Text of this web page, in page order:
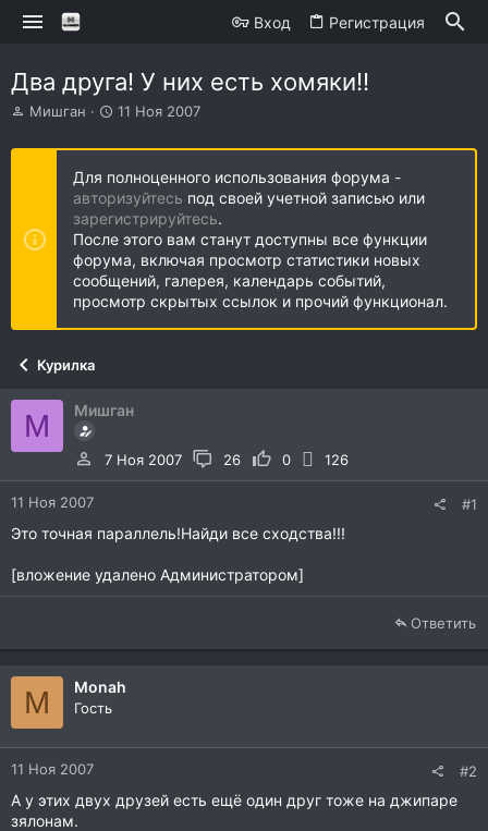
Вход Регистрация
Два друга! У них есть хомяки!!
А
т
е
м
Мишган
Д
т
н
а
ч
а
л
а
11 Ноя 2007
Для полноценного использования форума -
авторизуйтесь под своей учетной записью или
зарегистрируйтесь.
После этого вам станут доступны все функции
форума, включая просмотр статистики новых
сообщений, галерея, календарь событий,
просмотр скрытых ссылок и прочий функционал.
Курилка
М Мишган
7 Ноя 2007 26 0 126
11 Ноя 2007 #1
Это точная параллель!Найди все сходства!!!
[вложение удалено Администратором]
Ответить
M Monah
Гость
11 Ноя 2007 #2
А у этих двух друзей есть ещё один друг тоже на джипаре
зялонам.